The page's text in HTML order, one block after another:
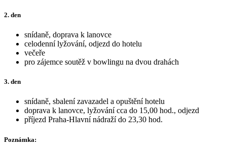
2. den
snídaně, doprava k lanovce
celodenní lyžování, odjezd do hotelu
večeře
pro zájemce soutěž v bowlingu na dvou drahách
3. den
snídaně, sbalení zavazadel a opuštění hotelu
doprava k lanovce, lyžování cca do 15,00 hod., odjezd
příjezd Praha-Hlavní nádraží do 23,30 hod.
Poznámka: